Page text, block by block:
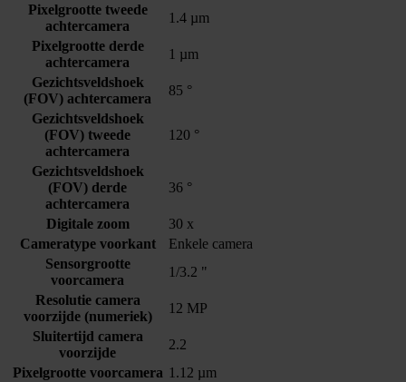
Pixelgrootte tweede
achtercamera
1.4 µm
Pixelgrootte derde
achtercamera
1 µm
Gezichtsveldshoek
(FOV) achtercamera
85 °
Gezichtsveldshoek
(FOV) tweede
achtercamera
120 °
Gezichtsveldshoek
(FOV) derde
achtercamera
36 °
Digitale zoom
30 x
Cameratype voorkant
Enkele camera
Sensorgrootte
voorcamera
1/3.2 "
Resolutie camera
voorzijde (numeriek)
12 MP
Sluitertijd camera
voorzijde
2.2
Pixelgrootte voorcamera 1.12 µm